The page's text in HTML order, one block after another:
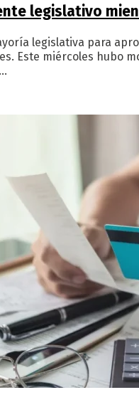
legislativo
legislativa para
Este miércoles hubo